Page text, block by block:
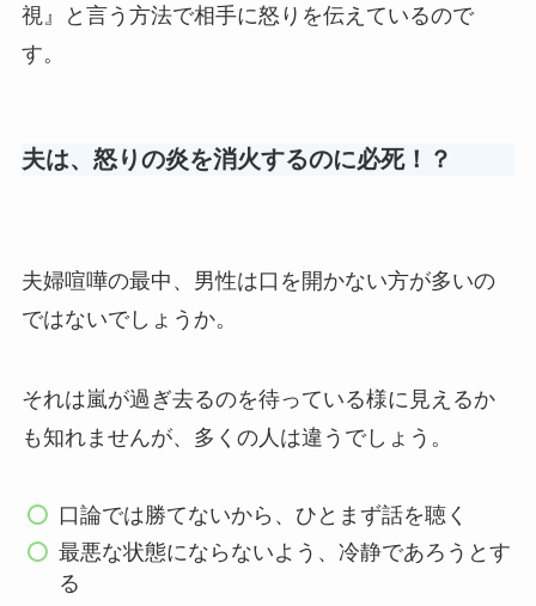
視』と言う方法で相手に怒りを伝えているので
す。
夫は、怒りの炎を消火するのに必死！？
夫婦喧嘩の最中、男性は口を開かない方が多いの
ではないでしょうか。
それは嵐が過ぎ去るのを待っている様に見えるか
も知れませんが、多くの人は違うでしょう。
口論では勝てないから、ひとまず話を聴く
最悪な状態にならないよう、冷静であろうとす
る